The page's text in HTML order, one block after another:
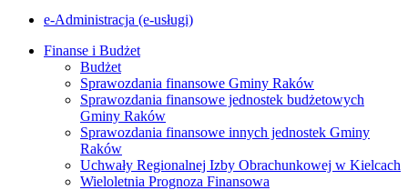
e-Administracja (e-usługi)
Finanse i Budżet
Budżet
Sprawozdania finansowe Gminy Raków
Sprawozdania finansowe jednostek budżetowych
Gminy Raków
Sprawozdania finansowe innych jednostek Gminy
Raków
Uchwały Regionalnej Izby Obrachunkowej w Kielcach
Wieloletnia Prognoza Finansowa